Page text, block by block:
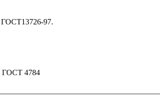
ГОСТ13726-97.
4784